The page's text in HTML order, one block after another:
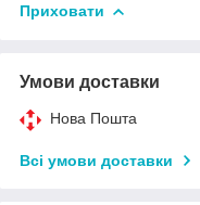
Приховати
Умови доставки
Нова Пошта
Всі умови доставки